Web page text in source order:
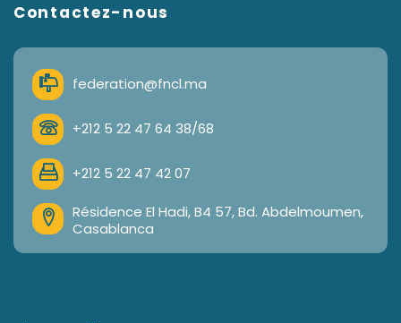
Contactez-nous
federation@fncl.ma
+212 5 22 47 64 38/68
+212 5 22 47 42 07
Résidence El Hadi, B4 57, Bd. Abdelmoumen,
Casablanca